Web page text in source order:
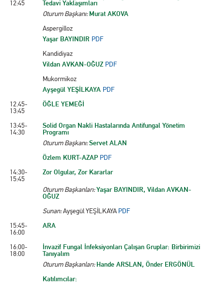
12:45
Tedavi Yaklaşımları
Oturum Başkanı: Murat AKOVA
Aspergilloz
Yaşar BAYINDIR PDF
Kandidiyaz
Vildan AVKAN-OĞUZ PDF
Mukormikoz
Ayşegül YEŞİLKAYA PDF
12.45-
13:45
ÖĞLE YEMEĞİ
13:45-
14:30
Solid Organ Nakli Hastalarında Antifungal Yönetim
Programı
Oturum Başkanı:Servet ALAN
Özlem KURT-AZAP PDF
14:30-
15:45
Zor Olgular, Zor Kararlar
Oturum Başkanları:Yaşar BAYINDIR, Vildan AVKAN-
OĞUZ
Sunan:Ayşegül YEŞİLKAYA PDF
15:45-
16:00
ARA
16:00-
18:00
İnvazif Fungal İnfeksiyonları Çalışan Gruplar: Birbirimizi
Tanıyalım
Oturum Başkanları: Hande ARSLAN, Önder ERGÖNÜL
Katılımcılar: